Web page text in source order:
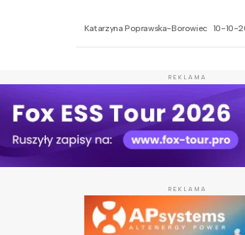
Katarzyna Poprawska-Borowiec 10-10-
REKLAMA
REKLAMA